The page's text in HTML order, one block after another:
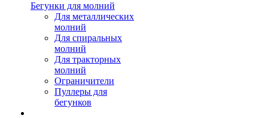
Бегунки для молний
Для металлических
молний
Для спиральных
молний
Для тракторных
молний
Ограничители
Пуллеры для
бегунков